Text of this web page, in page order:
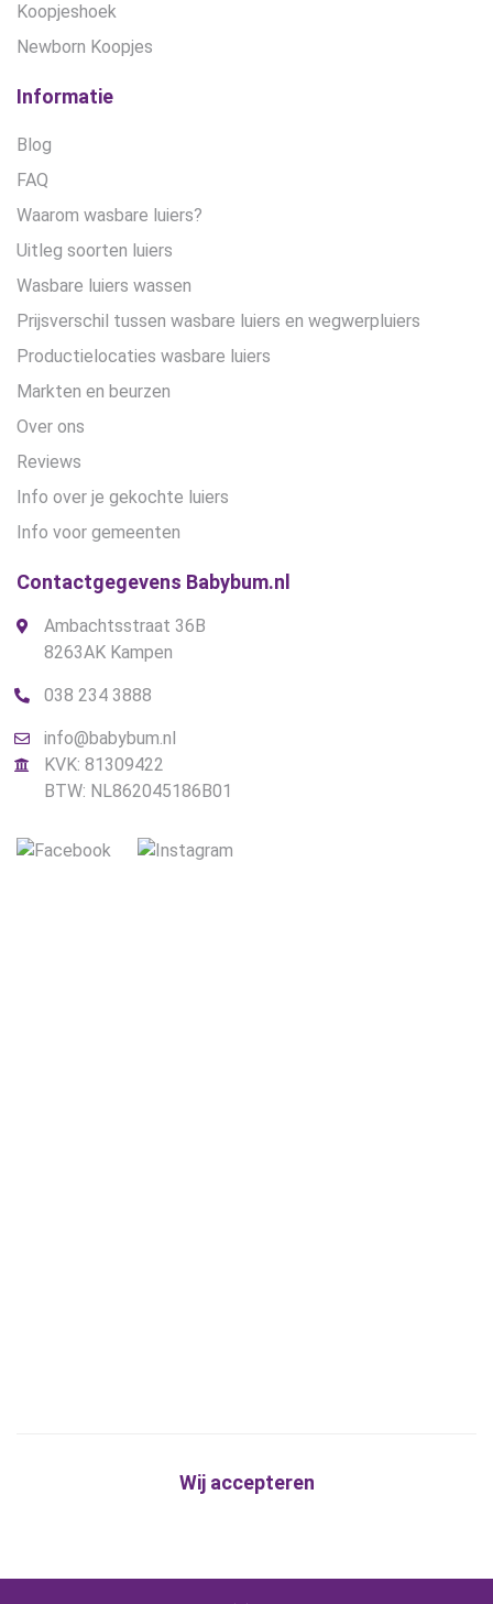
Koopjeshoek
Newborn Koopjes
Informatie
Blog
FAQ
Waarom wasbare luiers?
Uitleg soorten luiers
Wasbare luiers wassen
Prijsverschil tussen wasbare luiers en wegwerpluiers
Productielocaties wasbare luiers
Markten en beurzen
Over ons
Reviews
Info over je gekochte luiers
Info voor gemeenten
Contactgegevens Babybum.nl
Ambachtsstraat 36B
8263AK Kampen
038 234 3888
info@babybum.nl
KVK: 81309422
BTW: NL862045186B01
Wij accepteren